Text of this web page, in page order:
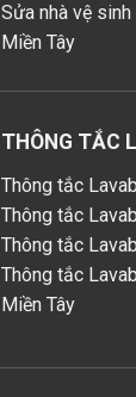
Sửa nhà vệ
Miền Tây
THÔNG TẮC
Thông tắc
Thông tắc
Thông tắc
Thông tắc
Miền Tây